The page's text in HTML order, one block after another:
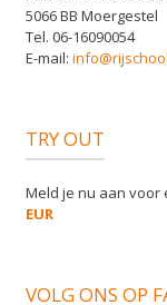
5066 BB Moergestel
Tel. 06-16090054
E-mail:
TRY OUT
Meld je nu aan voor
EUR
VOLG ONS OP